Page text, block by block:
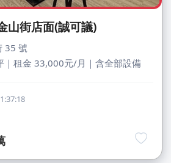
山街店面(誠可議)
35 號
｜租金 33,000元/月｜含全部設備